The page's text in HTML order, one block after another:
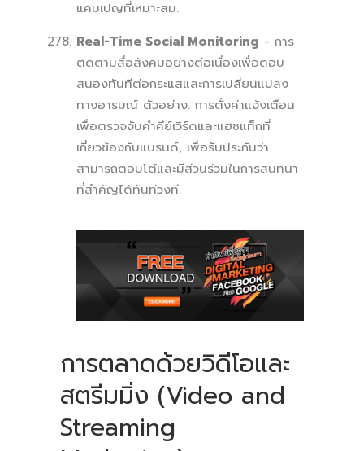
แคมเปญที่เหมาะสม.
Real-Time Social Monitoring - การ
ติดตามสื่อสังคมอย่างต่อเนื่องเพื่อตอบ
สนองทันทีต่อกระแสและการเปลี่ยนแปลง
ทางอารมณ์ ตัวอย่าง: การตั้งค่าแจ้งเตือน
เพื่อตรวจจับคำคีย์เวิร์ดและแฮชแท็กที่
เกี่ยวข้องกับแบรนด์, เพื่อรับประกันว่า
สามารถตอบโต้และมีส่วนร่วมในการสนทนา
ที่สำคัญได้ทันท่วงที.
การตลาดด้วยวิดีโอและ
สตรีมมิ่ง (Video and
Streaming